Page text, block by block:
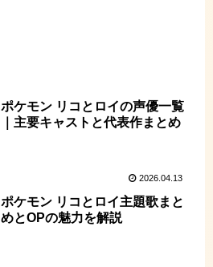
ポケモン リコとロイの声優一覧
｜主要キャストと代表作まとめ
2026.04.13
ポケモン リコとロイ主題歌まと
めとOPの魅力を解説